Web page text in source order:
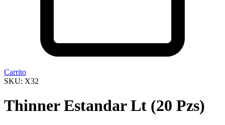
Carrito
SKU: X32
Thinner Estandar Lt (20 Pzs)